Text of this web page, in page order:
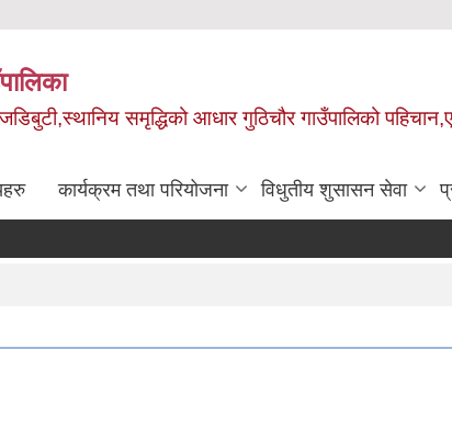
समृद्धिको आधार गुठिचौर गाउँपालिको
कार्यक्रम तथा परियोजना विधुतीय शुसासन सेवा